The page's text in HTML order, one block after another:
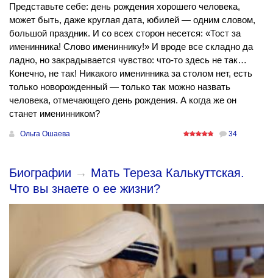
Представьте себе: день рождения хорошего человека,
может быть, даже круглая дата, юбилей — одним словом,
большой праздник. И со всех сторон несется: «Тост за
именинника! Слово имениннику!» И вроде все складно да
ладно, но закрадывается чувство: что-то здесь не так…
Конечно, не так! Никакого именинника за столом нет, есть
только новорожденный — только так можно назвать
человека, отмечающего день рождения. А когда же он
станет именинником?
Ольга Ошаева 34
Биографии → Мать Тереза Калькуттская.
Что вы знаете о ее жизни?